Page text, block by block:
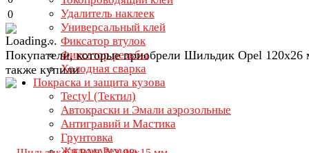
Удалитель наклеек
Универсальный клей
Фиксатор втулок
Фиксатор резьбы
Холодная сварка
Покраска и защита кузова
Tectyl (Тектил)
Автокраски и Эмали аэрозольные
Антигравий и Мастика
Грунтовка
0
Покупатели, которые приобрели Шильдик Opel 120х26
также купили